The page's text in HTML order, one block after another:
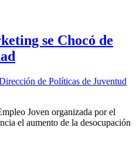
se Chocó de
Joven organizada por el
el aumento de la desocupación